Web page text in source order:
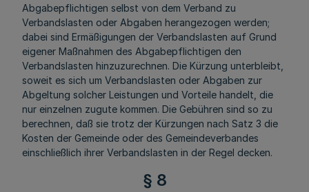
Abgabepflichtigen selbst von dem Verband zu
Verbandslasten oder Abgaben herangezogen werden;
dabei sind Ermäßigungen der Verbandslasten auf Grund
eigener Maßnahmen des Abgabepflichtigen den
Verbandslasten hinzuzurechnen. Die Kürzung unterbleibt,
soweit es sich um Verbandslasten oder Abgaben zur
Abgeltung solcher Leistungen und Vorteile handelt, die
nur einzelnen zugute kommen. Die Gebühren sind so zu
berechnen, daß sie trotz der Kürzungen nach Satz 3 die
Kosten der Gemeinde oder des Gemeindeverbandes
einschließlich ihrer Verbandslasten in der Regel decken.
§ 8